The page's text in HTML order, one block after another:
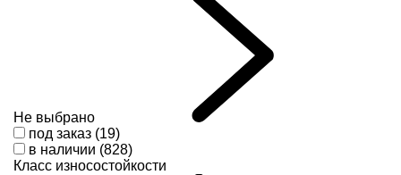
Не выбрано
под заказ (19)
в наличии (828)
Класс износостойкости